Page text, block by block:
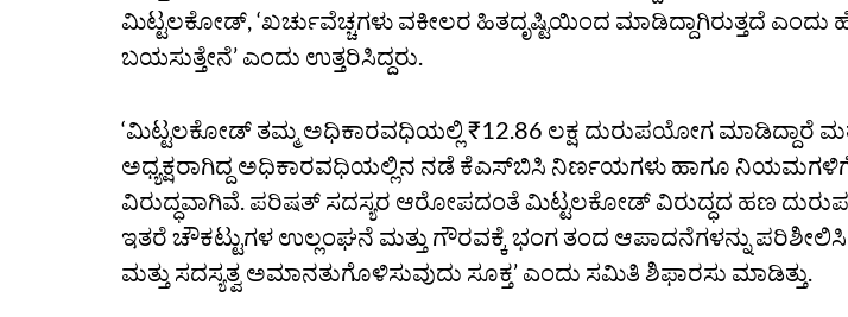
ಮಿಟ್ಟಲಕೋಡ್‌, ‘ಖರ್ಚುವೆಚ್ಚಗಳು ವಕೀಲರ ಹಿತದೃಷ್ಟಿಯಿಂದ ಮಾಡಿದ್ದಾಗಿರುತ್ತದೆ ಎಂದು
ಬಯಸುತ್ತೇನೆ’ ಎಂದು ಉತ್ತರಿಸಿದ್ದರು.
‘ಮಿಟ್ಟಲಕೋಡ್‌ ತಮ್ಮ ಅಧಿಕಾರವಧಿಯಲ್ಲಿ ₹12.86 ಲಕ್ಷ ದುರುಪಯೋಗ ಮಾಡಿದ್ದಾರೆ
ಅಧ್ಯಕ್ಷರಾಗಿದ್ದ ಅಧಿಕಾರವಧಿಯಲ್ಲಿನ ನಡೆ ಕೆಎಸ್‌ಬಿಸಿ ನಿರ್ಣಯಗಳು ಹಾಗೂ
ವಿರುದ್ಧವಾಗಿವೆ. ಪರಿಷತ್‌ ಸದಸ್ಯರ ಆರೋಪದಂತೆ ಮಿಟ್ಟಲಕೋಡ್‌ ವಿರುದ್ಧದ ಹಣ
ಇತರೆ ಚೌಕಟ್ಟುಗಳ ಉಲ್ಲಂಘನೆ ಮತ್ತು ಗೌರವಕ್ಕೆ ಭಂಗ ತಂದ ಆಪಾದನೆಗಳನ್ನು
ಮತ್ತು ಸದಸ್ಯತ್ವ ಅಮಾನತುಗೊಳಿಸುವುದು ಸೂಕ್ತ’ ಎಂದು ಸಮಿತಿ ಶಿಫಾರಸು ಮಾಡಿತ್ತು.